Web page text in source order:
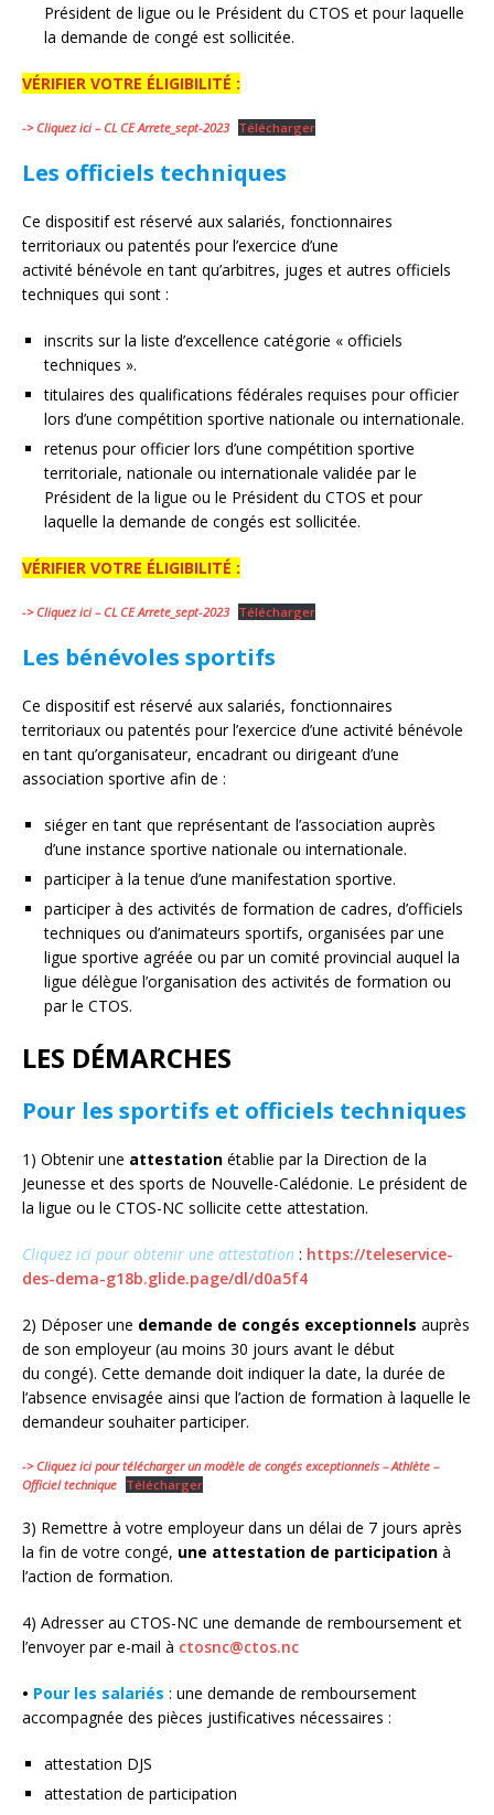
Président de ligue ou le Président du CTOS et pour laquelle
la demande de congé est sollicitée.
VÉRIFIER VOTRE ÉLIGIBILITÉ :
-> Cliquez ici – CL CE Arrete_sept-2023 Télécharger
Les officiels techniques
Ce dispositif est réservé aux salariés, fonctionnaires
territoriaux ou patentés pour l’exercice d’une
activité bénévole en tant qu’arbitres, juges et autres officiels
techniques qui sont :
inscrits sur la liste d’excellence catégorie « officiels
techniques ».
titulaires des qualifications fédérales requises pour officier
lors d’une compétition sportive nationale ou internationale.
retenus pour officier lors d’une compétition sportive
territoriale, nationale ou internationale validée par le
Président de la ligue ou le Président du CTOS et pour
laquelle la demande de congés est sollicitée.
VÉRIFIER VOTRE ÉLIGIBILITÉ :
-> Cliquez ici – CL CE Arrete_sept-2023 Télécharger
Les bénévoles sportifs
Ce dispositif est réservé aux salariés, fonctionnaires
territoriaux ou patentés pour l’exercice d’une activité bénévole
en tant qu’organisateur, encadrant ou dirigeant d’une
association sportive afin de :
siéger en tant que représentant de l’association auprès
d’une instance sportive nationale ou internationale.
participer à la tenue d’une manifestation sportive.
participer à des activités de formation de cadres, d’officiels
techniques ou d’animateurs sportifs, organisées par une
ligue sportive agréée ou par un comité provincial auquel la
ligue délègue l’organisation des activités de formation ou
par le CTOS.
LES DÉMARCHES
Pour les sportifs et officiels techniques
1) Obtenir une attestation établie par la Direction de la
Jeunesse et des sports de Nouvelle-Calédonie. Le président de
la ligue ou le CTOS-NC sollicite cette attestation.
Cliquez ici pour obtenir une attestation : https://teleservice-
des-dema-g18b.glide.page/dl/d0a5f4
2) Déposer une demande de congés exceptionnels auprès
de son employeur (au moins 30 jours avant le début
du congé). Cette demande doit indiquer la date, la durée de
l’absence envisagée ainsi que l’action de formation à laquelle le
demandeur souhaiter participer.
-> Cliquez ici pour télécharger un modèle de congés exceptionnels – Athlète –
Officiel technique Télécharger
3) Remettre à votre employeur dans un délai de 7 jours après
la fin de votre congé, une attestation de participation à
l’action de formation.
4) Adresser au CTOS-NC une demande de remboursement et
l’envoyer par e-mail à ctosnc@ctos.nc
• Pour les salariés : une demande de remboursement
accompagnée des pièces justificatives nécessaires :
attestation DJS
attestation de participation